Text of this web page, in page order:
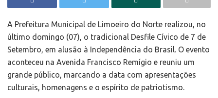
A Prefeitura Municipal de Limoeiro do Norte realizou, no
último domingo (07), o tradicional Desfile Cívico de 7 de
Setembro, em alusão à Independência do Brasil. O evento
aconteceu na Avenida Francisco Remígio e reuniu um
grande público, marcando a data com apresentações
culturais, homenagens e o espírito de patriotismo.